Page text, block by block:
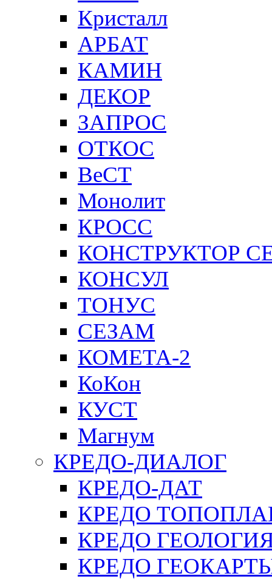
Кристалл
АРБАТ
КАМИН
ДЕКОР
ЗАПРОС
ОТКОС
ВеСТ
Монолит
КРОСС
КОНСТРУКТОР
КОНСУЛ
ТОНУС
СЕЗАМ
КОМЕТА-2
КоКон
КУСТ
Магнум
КРЕДО-ДИАЛОГ
КРЕДО-ДАТ
КРЕДО
КРЕДО
КРЕДО